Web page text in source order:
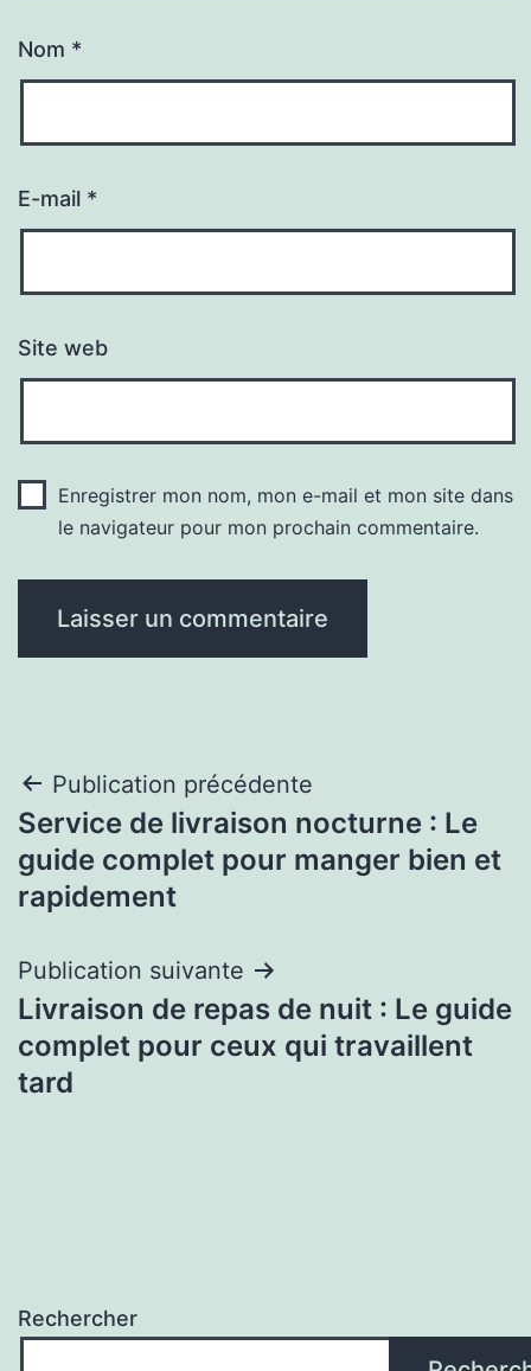
Nom *
E-mail *
Site web
Enregistrer mon nom, mon e-mail et mon site dans
le navigateur pour mon prochain commentaire.
Navigation
de
l’article
Publication précédente
Service de livraison nocturne : Le
guide complet pour manger bien et
rapidement
Publication suivante
Livraison de repas de nuit : Le guide
complet pour ceux qui travaillent
tard
Rechercher